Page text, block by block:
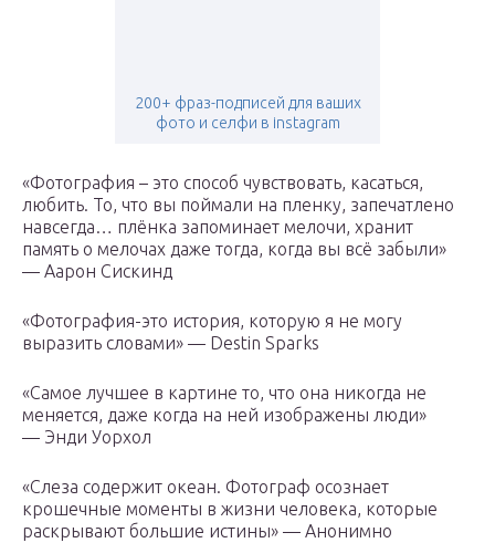
200+ фраз-подписей для ваших
фото и селфи в instagram
«Фотография – это способ чувствовать, касаться,
любить. То, что вы поймали на пленку, запечатлено
навсегда… плёнка запоминает мелочи, хранит
память о мелочах даже тогда, когда вы всё забыли»
— Аарон Сискинд
«Фотография-это история, которую я не могу
выразить словами» — Destin Sparks
«Самое лучшее в картине то, что она никогда не
меняется, даже когда на ней изображены люди»
— Энди Уорхол
«Слеза содержит океан. Фотограф осознает
крошечные моменты в жизни человека, которые
раскрывают большие истины» — Анонимно